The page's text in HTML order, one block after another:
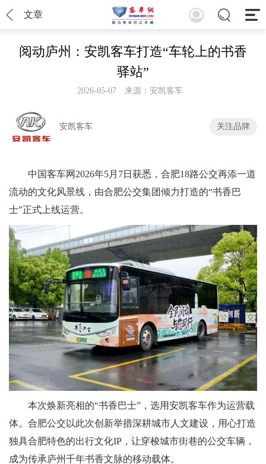
文章
阅动庐州：安凯客车打造“车轮上的书香
驿站”
2026-05-07 来源：安凯客车
安凯客车 关注品牌
中国客车网2026年5月7日获悉，合肥18路公交再添一道
流动的文化风景线，由合肥公交集团倾力打造的“书香巴
士”正式上线运营。
本次焕新亮相的“书香巴士”，选用安凯客车作为运营载
体。合肥公交以此次创新举措深耕城市人文建设，用心打造
独具合肥特色的出行文化IP，让穿梭城市街巷的公交车辆，
成为传承庐州千年书香文脉的移动载体。